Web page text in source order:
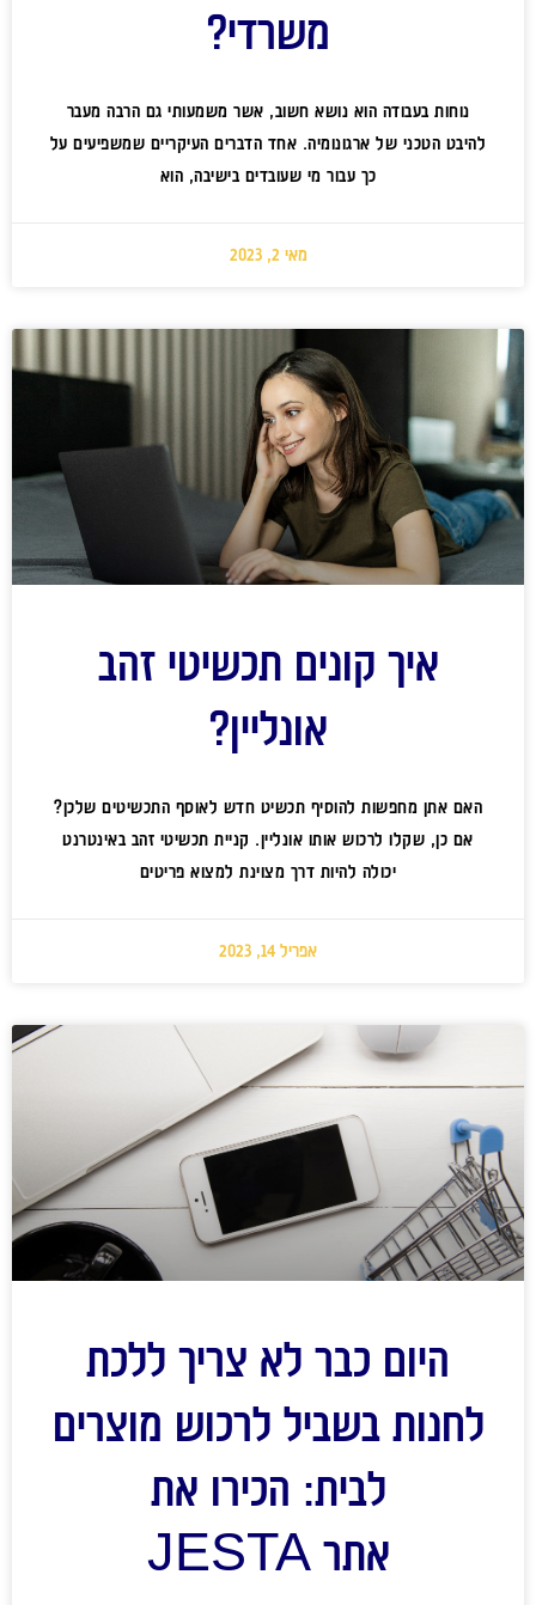
משרדי?
נוחות בעבודה הוא נושא חשוב, אשר משמעותי גם הרבה מעבר
להיבט הטכני של ארגונומיה. אחד הדברים העיקריים שמשפיעים על
כך עבור מי שעובדים בישיבה, הוא
מאי 2, 2023
איך קונים תכשיטי זהב
אונליין?
האם אתן מחפשות להוסיף תכשיט חדש לאוסף התכשיטים שלכן?
אם כן, שקלו לרכוש אותו אונליין. קניית תכשיטי זהב באינטרנט
יכולה להיות דרך מצוינת למצוא פריטים
אפריל 14, 2023
היום כבר לא צריך ללכת
לחנות בשביל לרכוש מוצרים
לבית: הכירו את
אתר JESTA